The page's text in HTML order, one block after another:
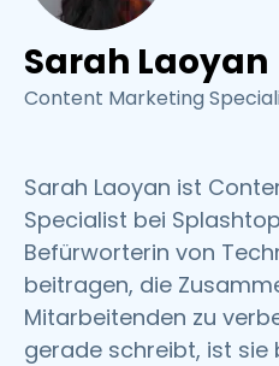
Sarah Laoyan
Content Marketing
Sarah Laoyan ist
Specialist bei
Befürworterin von
beitragen, die
Mitarbeitenden zu
gerade schreibt, ist sie